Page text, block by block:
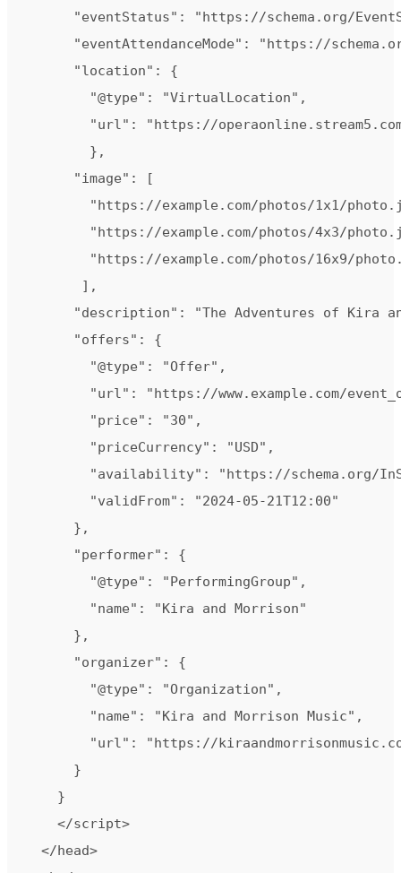
"eventStatus": "https://schema.org/
"eventAttendanceMode": "https://
"location": {
"@type": "VirtualLocation",
"url": "https://
},
"image": [
"https://example.com/photos/1x1/
"https://example.com/photos/4x3/
"https://example.com/photos/16x9/
],
"description": "The Adventures of Kira and
"offers": {
"@type": "Offer",
"url": "https://www.example.com/
"price": "30",
"priceCurrency": "USD",
"availability": "https://schema.org/
"validFrom": "2024-05-21T12:00"
},
"performer": {
"@type": "PerformingGroup",
"name": "Kira and Morrison"
},
"organizer": {
"@type": "Organization",
"name": "Kira and Morrison Music",
"url": "https://
}
}
</script>
</head>